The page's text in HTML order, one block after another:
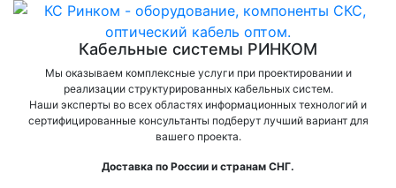
Кабельные системы РИНКОМ
Мы оказываем комплексные услуги при проектировании и
реализации структурированных кабельных систем.
Наши эксперты во всех областях информационных технологий и
сертифицированные консультанты подберут лучший вариант для
вашего проекта.
Доставка по России и странам СНГ.